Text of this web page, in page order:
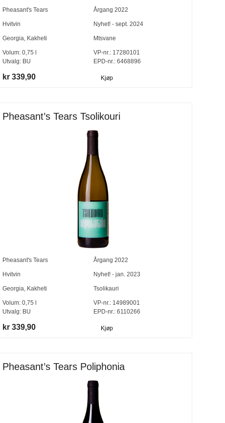
Pheasant's Tears Årgang 2022
Hvitvin Nyhet! - sept. 2024
Georgia Kakheti Mtsvane
Volum: 0,75 l
Utvalg: BU
VP-nr.:17280101
EPD-nr.: 6468896
kr 339,90 Kjøp
Pheasant’s Tears Tsolikouri
Pheasant's Tears Årgang 2022
Hvitvin Nyhet! - jan. 2023
Georgia Kakheti Tsolikauri
Volum: 0,75 l
Utvalg: BU
VP-nr.:14989001
EPD-nr.: 6110266
kr 339,90 Kjøp
Pheasant’s Tears Poliphonia